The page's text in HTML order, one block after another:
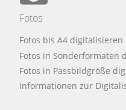
Fotos
Fotos bis A4 digitalisieren
Fotos in Sonderformaten
Fotos in Passbildgröße
Informationen zur